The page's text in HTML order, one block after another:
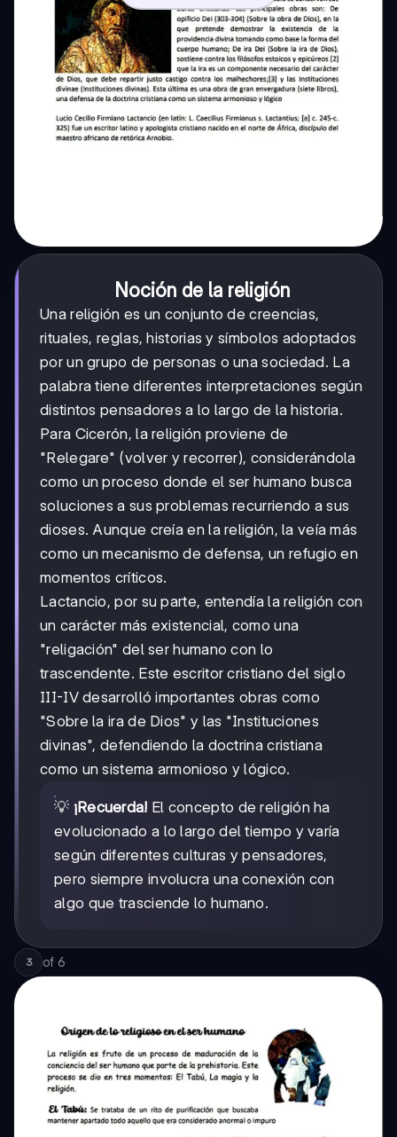
Noción de la religión
Una religión es un conjunto de creencias,
rituales, reglas, historias y símbolos adoptados
por un grupo de personas o una sociedad. La
palabra tiene diferentes interpretaciones según
distintos pensadores a lo largo de la historia.
Para Cicerón, la religión proviene de
"Relegare" (volver y recorrer), considerándola
como un proceso donde el ser humano busca
soluciones a sus problemas recurriendo a sus
dioses. Aunque creía en la religión, la veía más
como un mecanismo de defensa, un refugio en
momentos críticos.
Lactancio, por su parte, entendía la religión con
un carácter más existencial, como una
"religación" del ser humano con lo
trascendente. Este escritor cristiano del siglo
III-IV desarrolló importantes obras como
"Sobre la ira de Dios" y las "Instituciones
divinas", defendiendo la doctrina cristiana
como un sistema armonioso y lógico.
💡 ¡Recuerda! El concepto de religión ha
evolucionado a lo largo del tiempo y varía
según diferentes culturas y pensadores,
pero siempre involucra una conexión con
algo que trasciende lo humano.
3 of 6